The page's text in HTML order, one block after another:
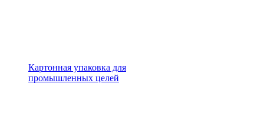
Картонная упаковка для
промышленных целей